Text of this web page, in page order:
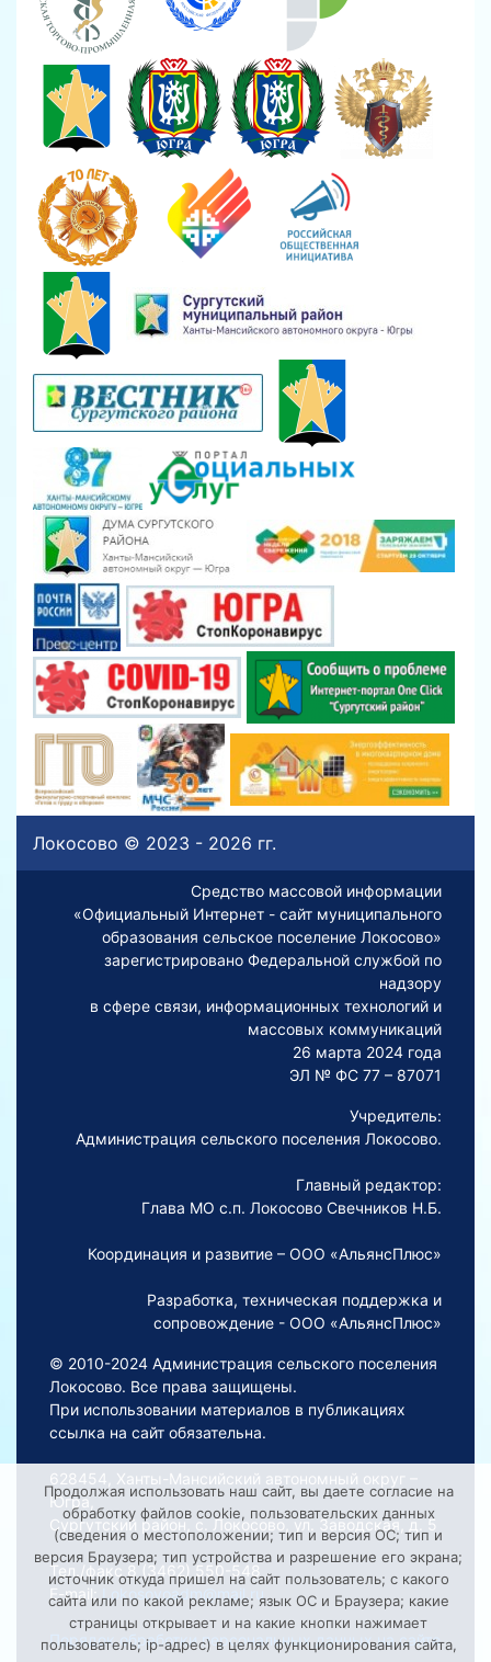
Локосово © 2023 - 2026 гг.
Средство массовой информации
«Официальный Интернет - сайт муниципального
образования сельское поселение Локосово»
зарегистрировано Федеральной службой по
надзору
в сфере связи, информационных технологий и
массовых коммуникаций
26 марта 2024 года
ЭЛ № ФС 77 – 87071
Учредитель:
Администрация сельского поселения Локосово.
Главный редактор:
Глава МО с.п. Локосово Свечников Н.Б.
Координация и развитие – ООО «АльянсПлюс»
Разработка, техническая поддержка и
сопровождение - ООО «АльянсПлюс»
© 2010-2024 Администрация сельского поселения
Локосово. Все права защищены.
При использовании материалов в публикациях
ссылка на сайт обязательна.
628454, Ханты-Мансийский автономный округ –
Югра,
Сургутский район, с. Локосово, ул. Заводская, д. 5
Тел./факс 8 (3462) 550-548
E-mail:
Lokosovoadm@mail.ru
Порядок обработки персональных данных на сайте
Продолжая использовать наш сайт, вы даете согласие на
обработку файлов cookie, пользовательских данных
(сведения о местоположении; тип и версия ОС; тип и
версия Браузера; тип устройства и разрешение его экрана;
источник откуда пришел на сайт пользователь; с какого
сайта или по какой рекламе; язык ОС и Браузера; какие
страницы открывает и на какие кнопки нажимает
пользователь; ip-адрес) в целях функционирования сайта,